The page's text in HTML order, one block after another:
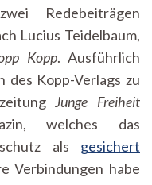
Redebeiträgen
Lucius Teidelbaum,
Kopp. Ausführlich
des Kopp-Verlags zu
Junge Freiheit
welches das
als gesichert
Verbindungen habe